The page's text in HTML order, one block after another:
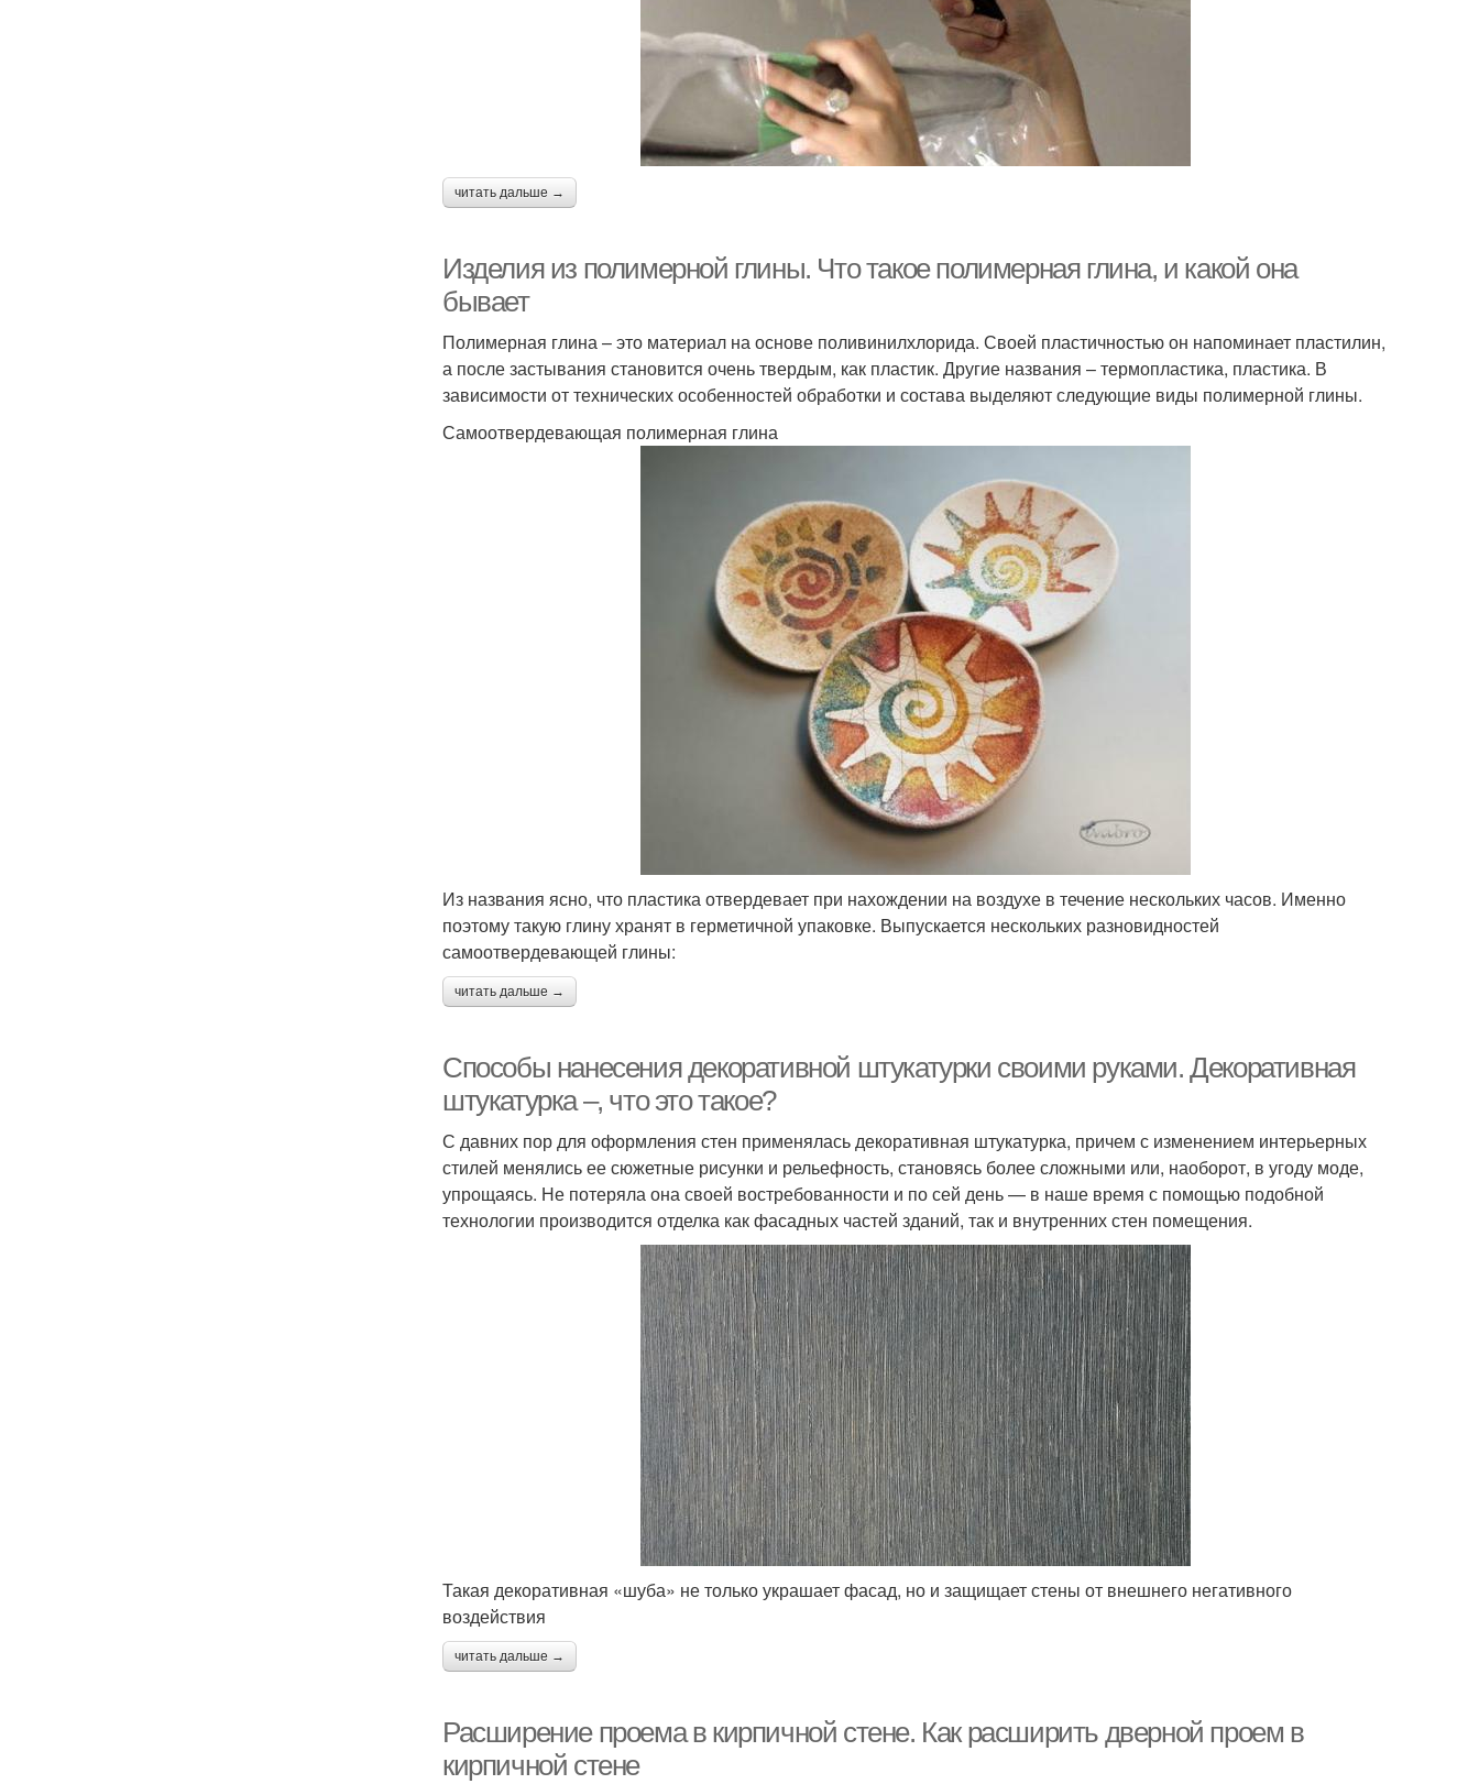
читать дальше →
Изделия из полимерной глины. Что такое полимерная глина, и какой она
бывает
Полимерная глина – это материал на основе поливинилхлорида. Своей пластичностью он напоминает пластилин,
а после застывания становится очень твердым, как пластик. Другие названия – термопластика, пластика. В
зависимости от технических особенностей обработки и состава выделяют следующие виды полимерной глины.
Самоотвердевающая полимерная глина
Из названия ясно, что пластика отвердевает при нахождении на воздухе в течение нескольких часов. Именно
поэтому такую глину хранят в герметичной упаковке. Выпускается нескольких разновидностей
самоотвердевающей глины:
читать дальше →
Способы нанесения декоративной штукатурки своими руками. Декоративная
штукатурка –, что это такое?
С давних пор для оформления стен применялась декоративная штукатурка, причем с изменением интерьерных
стилей менялись ее сюжетные рисунки и рельефность, становясь более сложными или, наоборот, в угоду моде,
упрощаясь. Не потеряла она своей востребованности и по сей день — в наше время с помощью подобной
технологии производится отделка как фасадных частей зданий, так и внутренних стен помещения.
Такая декоративная «шуба» не только украшает фасад, но и защищает стены от внешнего негативного
воздействия
читать дальше →
Расширение проема в кирпичной стене. Как расширить дверной проем в
кирпичной стене